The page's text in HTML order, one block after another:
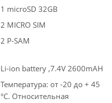
1 microSD 32GB
2 MICRO SIM
2 P-SAM
Li-ion battery ,7.4V 2600mAH
Температура: от -20 до + 45
°C. Относительная